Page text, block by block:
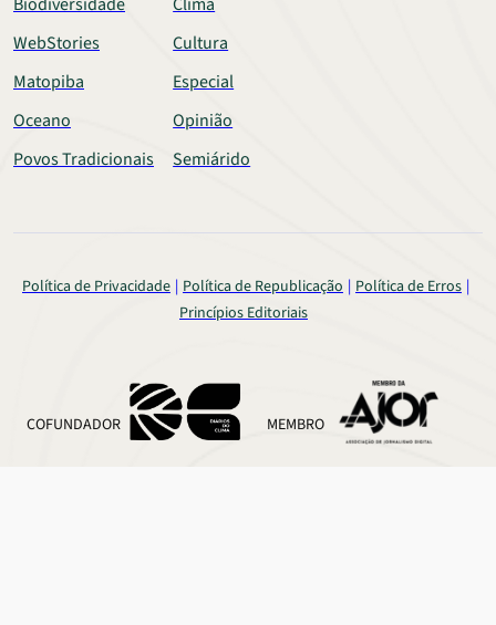
WebStories
Cultura
Matopiba
Especial
Oceano
Opinião
Povos Tradicionais
Semiárido
Política de Privacidade Política de Republicação
Política de Erros
Princípios Editoriais
COFUNDADOR MEMBRO